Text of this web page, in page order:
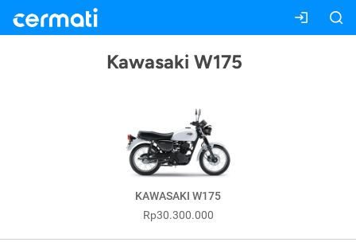
Kawasaki W175
KAWASAKI W175
Rp30.300.000